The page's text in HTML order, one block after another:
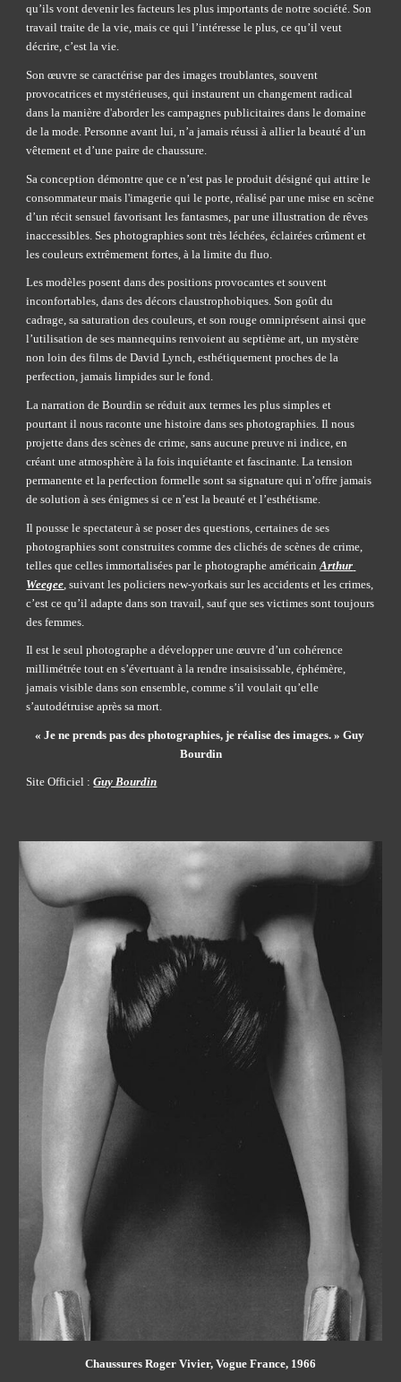
qu’ils vont devenir les facteurs les plus importants de notre société. Son
travail traite de la vie, mais ce qui l’intéresse le plus, ce qu’il veut
décrire, c’est la vie.
Son œuvre se caractérise par des images troublantes, souvent
provocatrices et mystérieuses, qui instaurent un changement radical
dans la manière d'aborder les campagnes publicitaires dans le domaine
de la mode. Personne avant lui, n’a jamais réussi à allier la beauté d’un
vêtement et d’une paire de chaussure.
Sa conception démontre que ce n’est pas le produit désigné qui attire le
consommateur mais l'imagerie qui le porte, réalisé par une mise en scène
d’un récit sensuel favorisant les fantasmes, par une illustration de rêves
inaccessibles. Ses photographies sont très léchées, éclairées crûment et
les couleurs extrêmement fortes, à la limite du fluo.
Les modèles posent dans des positions provocantes et souvent
inconfortables, dans des décors claustrophobiques. Son goût du
cadrage, sa saturation des couleurs, et son rouge omniprésent ainsi que
l’utilisation de ses mannequins renvoient au septième art, un mystère
non loin des films de David Lynch, esthétiquement proches de la
perfection, jamais limpides sur le fond.
La narration de Bourdin se réduit aux termes les plus simples et
pourtant il nous raconte une histoire dans ses photographies. Il nous
projette dans des scènes de crime, sans aucune preuve ni indice, en
créant une atmosphère à la fois inquiétante et fascinante. La tension
permanente et la perfection formelle sont sa signature qui n’offre jamais
de solution à ses énigmes si ce n’est la beauté et l’esthétisme.
Il pousse le spectateur à se poser des questions, certaines de ses
photographies sont construites comme des clichés de scènes de crime,
telles que celles immortalisées par le photographe américain Arthur
Weegee , suivant les policiers new-yorkais sur les accidents et les crimes,
c’est ce qu’il adapte dans son travail, sauf que ses victimes sont toujours
des femmes.
Il est le seul photographe a développer une œuvre d’un cohérence
millimétrée tout en s’évertuant à la rendre insaisissable, éphémère,
jamais visible dans son ensemble, comme s’il voulait qu’elle
s’autodétruise après sa mort.
« Je ne prends pas des photographies, je réalise des images. » Guy
Bourdin
Site Officiel : Guy Bourdin
Chaussures Roger Vivier, Vogue France, 1966